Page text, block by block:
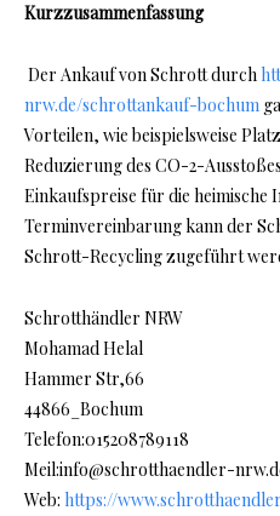
Kurzzusammenfassung
Der Ankauf von Schrott durch
nrw.de/schrottankauf-bochum
Vorteilen, wie beispielsweise
Reduzierung des CO-2-
Einkaufspreise für die heimische
Terminvereinbarung kann der
Schrott-Recycling zugeführt
Schrotthändler NRW
Mohamad Helal
Hammer Str,66
44866_Bochum
Telefon:015208789118
Meil:info@schrotthaendler-
Web: https://